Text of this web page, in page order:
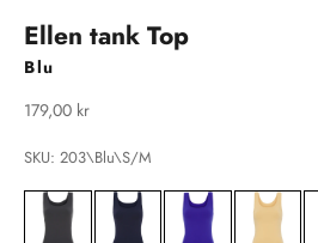
Ellen tank Top
Blu
Salgspris
179,00 kr
SKU: 203\Blu\S/M